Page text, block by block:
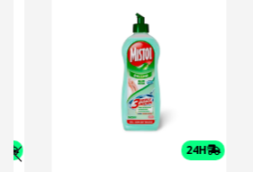
24H